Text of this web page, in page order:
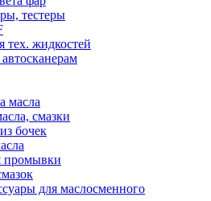
тестеры
тех. жидкостей
масла
смазки
бочек
промывки
для маслосменного